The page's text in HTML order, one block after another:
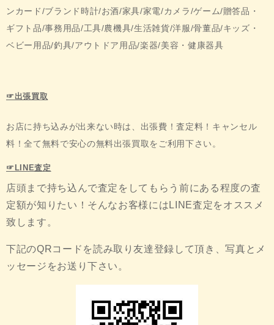
ンカード/ブランド時計/お酒/家具/家電/カメラ/ゲーム/贈答品・
ギフト品/事務用品/工具/農機具/生活雑貨/洋服/骨董品/キッズ・
ベビー用品/釣具/アウトドア用品/楽器/美容・健康器具
☞出張買取
お店に持ち込みが出来ない時は、出張費！査定料！キャンセル
料！全て無料で安心の無料出張買取をご利用下さい。
☞LINE査定
店頭まで持ち込んで査定をしてもらう前にある程度の査
定額が知りたい！そんなお客様にはLINE査定をオススメ
致します。
下記のQRコードを読み取り友達登録して頂き、写真とメ
ッセージをお送り下さい。